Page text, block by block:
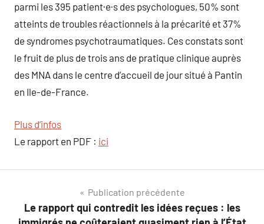
parmi les 395 patient·e·s des psychologues, 50% sont
atteints de troubles réactionnels à la précarité et 37%
de syndromes psychotraumatiques. Ces constats sont
le fruit de plus de trois ans de pratique clinique auprès
des MNA dans le centre d’accueil de jour situé à Pantin
en Ile-de-France.
Plus d’infos
Le rapport en PDF : ici
Navigation
de
Publication précédente
Le rapport qui contredit les idées reçues : les